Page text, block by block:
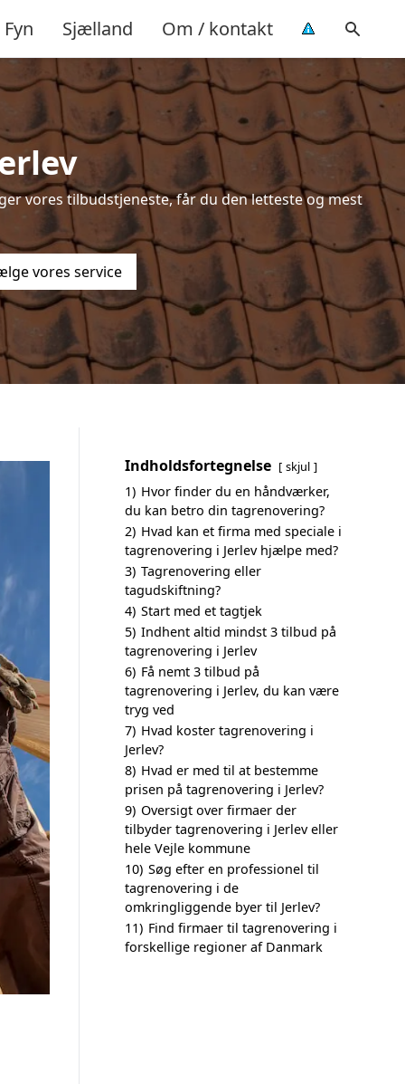
Fyn Sjælland Om / kontakt
vores tilbudstjeneste, får du den letteste og mest
vores service
Indholdsfortegnelse skjul
1) Hvor finder du en håndværker,
du kan betro din tagrenovering?
2) Hvad kan et firma med speciale i
tagrenovering i Jerlev hjælpe med?
3) Tagrenovering eller
tagudskiftning?
4) Start med et tagtjek
5) Indhent altid mindst 3 tilbud på
tagrenovering i Jerlev
6) Få nemt 3 tilbud på
tagrenovering i Jerlev, du kan være
tryg ved
7) Hvad koster tagrenovering i
Jerlev?
8) Hvad er med til at bestemme
prisen på tagrenovering i Jerlev?
9) Oversigt over firmaer der
tilbyder tagrenovering i Jerlev eller
hele Vejle kommune
10) Søg efter en professionel til
tagrenovering i de
omkringliggende byer til Jerlev?
11) Find firmaer til tagrenovering i
forskellige regioner af Danmark